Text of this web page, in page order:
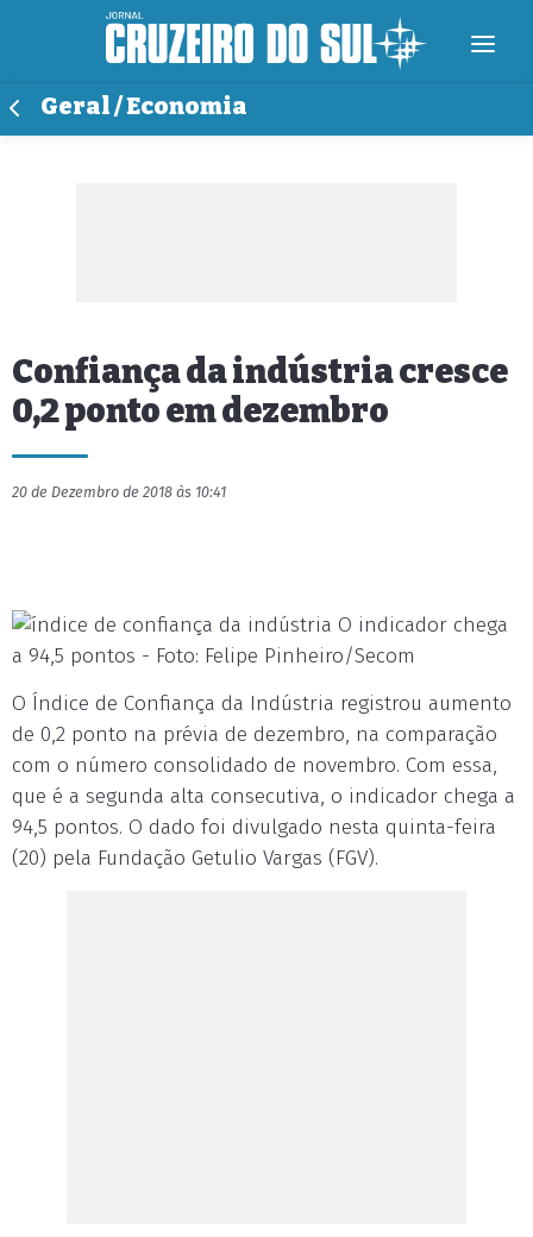
Geral / Economia
Confiança da indústria cresce
0,2 ponto em dezembro
20 de Dezembro de 2018 às 10:41
O indicador chega
a 94,5 pontos - Foto: Felipe Pinheiro/Secom
O Índice de Confiança da Indústria registrou aumento
de 0,2 ponto na prévia de dezembro, na comparação
com o número consolidado de novembro. Com essa,
que é a segunda alta consecutiva, o indicador chega a
94,5 pontos. O dado foi divulgado nesta quinta-feira
(20) pela Fundação Getulio Vargas (FGV).